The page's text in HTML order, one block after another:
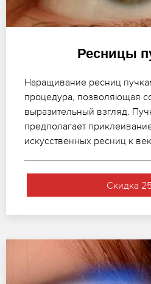
Ресницы
Наращивание ресниц
процедура, позволяющая
выразительный взгляд.
предполагает
искусственных ресниц к
Скидка